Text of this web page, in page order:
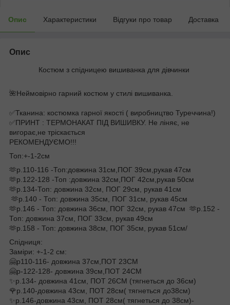
Опис Характеристики Відгуки про товар Доставка
Опис
Костюм з спідницею вишиванка для дівчинки
🌺Неймовірно гарний костюм у стилі вишиванка.
✅️Тканина: костюмка гарної якості ( виробництво Туреччина!)
✅️ПРИНТ : ТЕРМОНАКАТ ПІД ВИШИВКУ. Не ліняє, не
вигорає,не тріскається
РЕКОМЕНДУЄМО!!!
Топ:+-1-2см
🫶р.110-116 -Топ:довжина 31см,ПОГ 39см,рукав 47см
🫶р.122-128 -Топ :довжина 32см,ПОГ 42см,рукав 50см
🫶р.134-Топ: довжина 32см, ПОГ 29см, рукав 41см
🫶р.140 - Топ: довжина 35см, ПОГ 31см, рукав 45см
🫶р.146 - Топ: довжина 36см, ПОГ 32см, рукав 47см 🫶р.152 -
Топ: довжина 37см, ПОГ 33см, рукав 49см
🫶р.158 - Топ: довжина 38см, ПОГ 35см, рукав 51см/
Спідниця:
Заміри: +-1-2 см:
🤗р110-116- довжина 37см,ПОТ 23СМ
🤗р-122-128- довжина 39см,ПОТ 24СМ
✨️р.134- довжина 41см, ПОТ 26СМ (тягнеться до 36см)
🌹р.140-довжина 43см, ПОТ 28см( тягнеться до38см)
✨️р.146-довжина 43см, ПОТ 28см( тягнеться до 38см)-